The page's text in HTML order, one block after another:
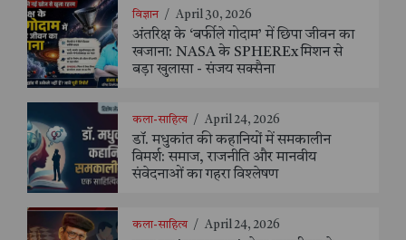
विज्ञान / April 30, 2026
अंतरिक्ष के ‘बर्फीले गोदाम’ में छिपा जीवन का
खजाना: NASA के SPHEREx मिशन से
बड़ा खुलासा - संजय सक्सैना
कला-साहित्य / April 24, 2026
डॉ. मधुकांत की कहानियों में समकालीन
विमर्श: समाज, राजनीति और मानवीय
संवेदनाओं का गहरा विश्लेषण
कला-साहित्य / April 24, 2026